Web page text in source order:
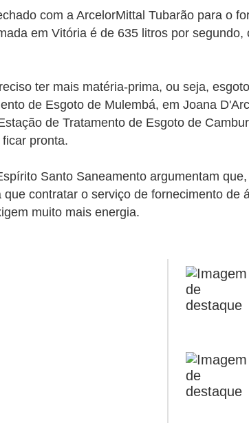
com a ArcelorMittal Tubarão para o
em Vitória é de 635 litros por
ter mais matéria-prima, ou seja,
de Esgoto de Mulembá, em Joana
de Tratamento de Esgoto de
pronta.
Santo Saneamento argumentam
que contratar o serviço de fornecimento
muito mais energia.